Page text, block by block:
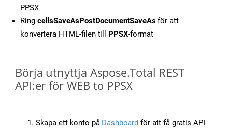
PPSX
Ring cellsSaveAsPostDocumentSaveAs för att
konvertera HTML-filen till PPSX-format
Börja utnyttja Aspose.Total REST
API:er för WEB to PPSX
Skapa ett konto på Dashboard för att få gratis API-